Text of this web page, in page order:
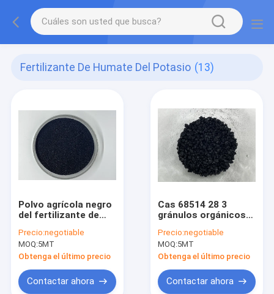
Fertilizante De Humate Del Potasio (13)
Polvo agrícola negro
del fertilizante de
para las plantas
Precio:negotiable
MOQ:5MT
Obtenga el último precio
Contactar ahora
Cas 68514 28 3
gránulos orgánicos
potasio para la
nutrición de la planta
Precio:negotiable
MOQ:5MT
Obtenga el último precio
Contactar ahora